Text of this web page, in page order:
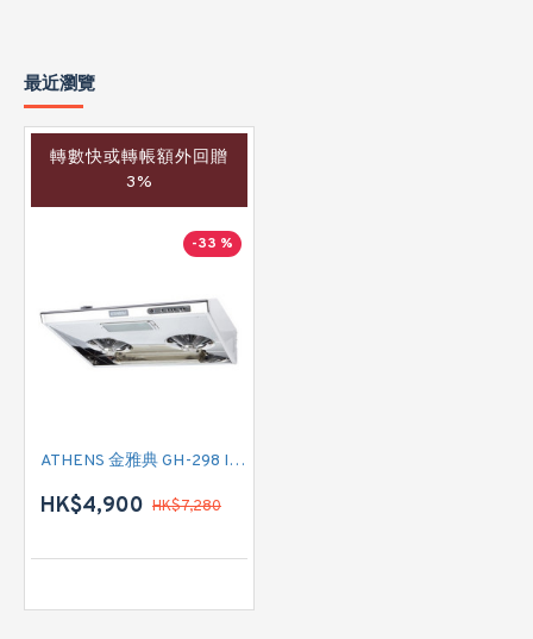
最近瀏覽
轉數快或轉帳額外回贈
3%
-33 %
ATHENS 金雅典 GH-298 IEC 標準抽油煙機
HK$4,900 HK$7,280